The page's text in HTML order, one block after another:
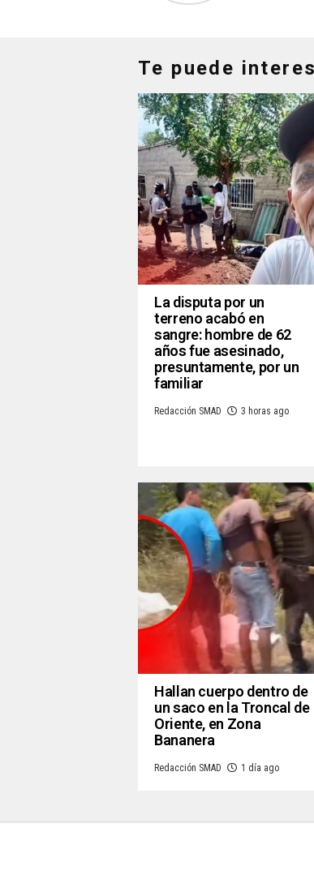
Te puede
La disputa por un
terreno acabó en
sangre: hombre de 62
años fue asesinado,
presuntamente, por un
familiar
Redacción SMAD 3 horas ago
Hallan cuerpo dentro de
un saco en la Troncal de
Oriente, en Zona
Bananera
Redacción SMAD 1 día ago